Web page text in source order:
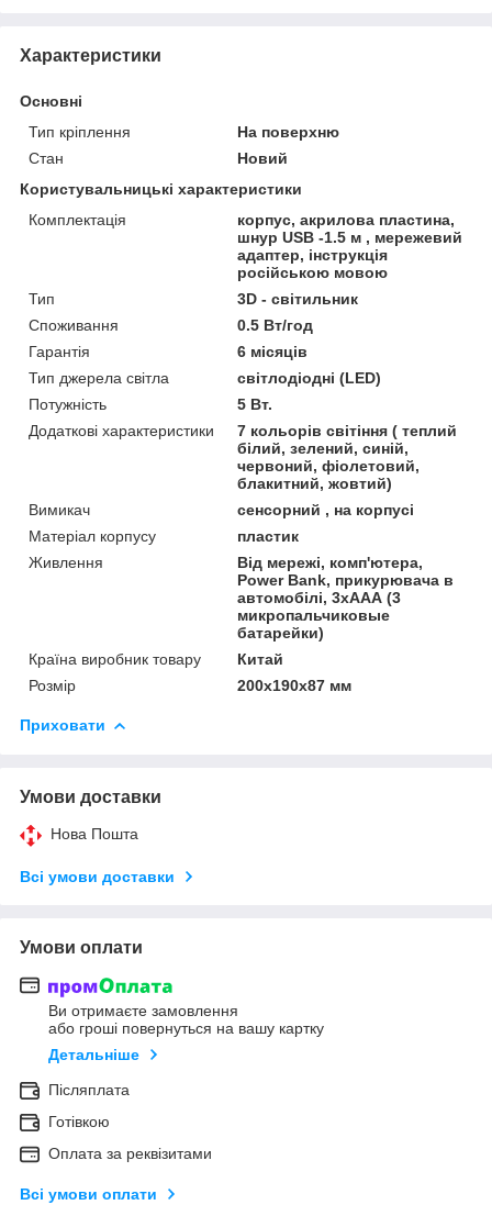
Характеристики
Основні
Тип кріплення
На поверхню
Стан
Новий
Користувальницькі характеристики
Комплектація
корпус, акрилова пластина,
шнур USB -1.5 м , мережевий
адаптер, інструкція
російською мовою
Тип
3D - світильник
Споживання
0.5 Вт/год
Гарантія
6 місяців
Тип джерела світла
світлодіодні (LED)
Потужність
5 Вт.
Додаткові характеристики
7 кольорів світіння ( теплий
білий, зелений, синій,
червоний, фіолетовий,
блакитний, жовтий)
Вимикач
сенсорний , на корпусі
Матеріал корпусу
пластик
Живлення
Від мережі, комп'ютера,
Power Bank, прикурювача в
автомобілі, 3хААА (3
микропальчиковые
батарейки)
Країна виробник товару
Китай
Розмір
200х190х87 мм
Приховати
Умови доставки
Нова Пошта
Всі умови доставки
Умови оплати
Ви отримаєте замовлення
або гроші повернуться на вашу картку
Детальніше
Післяплата
Готівкою
Оплата за реквізитами
Всі умови оплати